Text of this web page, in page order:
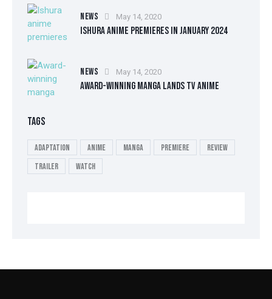
NEWS May 14, 2020
ISHURA ANIME PREMIERES IN JANUARY 2024
NEWS May 14, 2020
AWARD-WINNING MANGA LANDS TV ANIME
TAGS
Adaptation Anime Manga Premiere
Review
Trailer
Watch